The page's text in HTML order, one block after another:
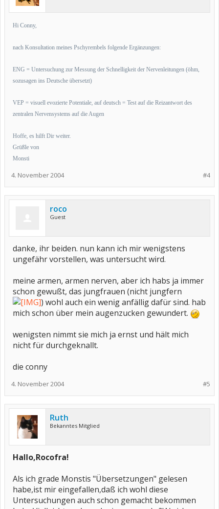
Hi Conny,
nach Konsultation meines Pschyrembels folgende Ergänzungen:
ENG = Untersuchung zur Messung der Schnelligkeit der Nervenleitungen (öhm,
sozusagen ins Deutsche übersetzt)
VEP = visuell evozierte Potentiale, auf deutsch = Test auf die Reizantwort des
zentralen Nervensystems auf die Augen
Hoffe, es hilft Dir weiter.
Grüßle von
Monsti
#4
4. November 2004
roco
Guest
danke, ihr beiden. nun kann ich mir wenigstens
ungefähr vorstellen, was untersucht wird.
meine armen, armen nerven, aber ich habs ja immer
schon gewußt, das jungfrauen (nicht jungfern
) wohl auch ein wenig anfällig dafür sind. hab
mich schon über mein augenzucken gewundert.
wenigsten nimmt sie mich ja ernst und hält mich
nicht für durchgeknallt.
die conny
#5
4. November 2004
Ruth
Bekanntes Mitglied
Hallo,Rocofra!
Als ich grade Monstis "Übersetzungen" gelesen
habe,ist mir eingefallen,daß ich wohl diese
Untersuchungen auch schon gemacht bekommen